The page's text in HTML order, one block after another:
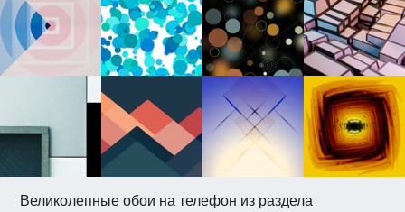
Великолепные обои на телефон из раздела